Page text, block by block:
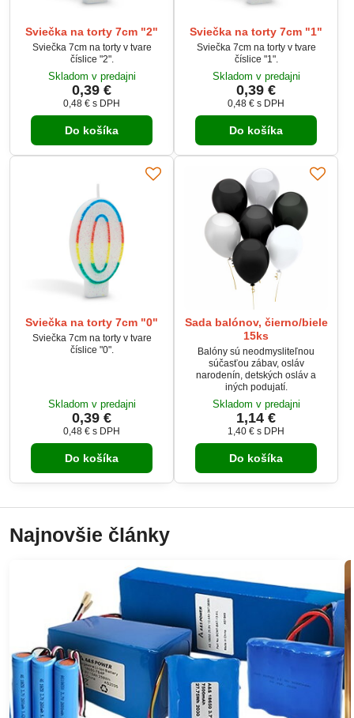
Sviečka na torty 7cm "2"
Sviečka 7cm na torty v tvare
číslice "2".
Skladom v predajni
0,39 €
0,48 € s DPH
Do košíka
Sviečka na torty 7cm "1"
Sviečka 7cm na torty v tvare
číslice "1".
Skladom v predajni
0,39 €
0,48 € s DPH
Do košíka
Sviečka na torty 7cm "0"
Sviečka 7cm na torty v tvare
číslice "0".
Skladom v predajni
0,39 €
0,48 € s DPH
Do košíka
Sada balónov, čierno/biele
15ks
Balóny sú neodmysliteľnou
súčasťou zábav, osláv
narodenín, detských osláv a
iných podujatí.
Skladom v predajni
1,14 €
1,40 € s DPH
Do košíka
Najnovšie články